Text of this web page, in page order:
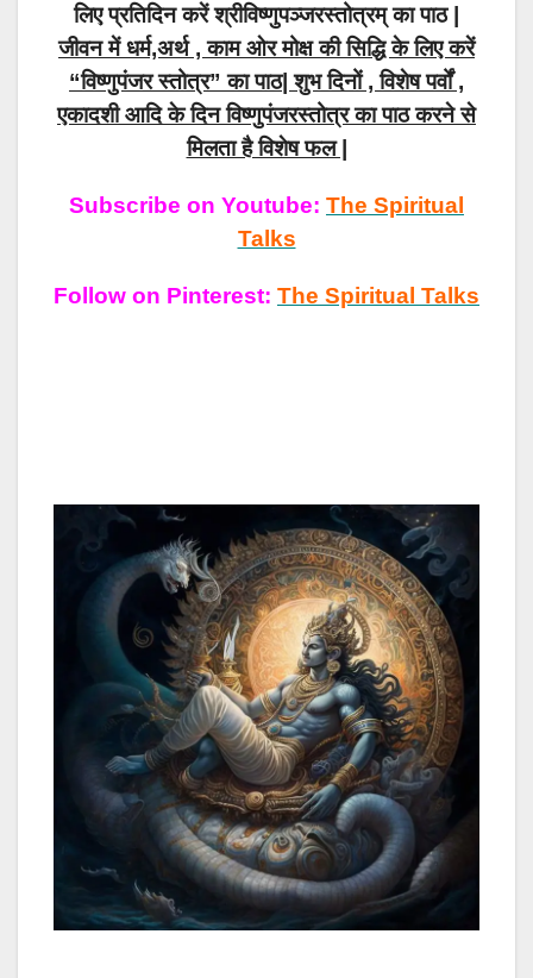
लिए प्रतिदिन करें श्रीविष्णुपञ्जरस्तोत्रम् का पाठ |
जीवन में धर्म,अर्थ , काम ओर मोक्ष की सिद्धि के लिए करें
“विष्णुपंजर स्तोत्र” का पाठ| शुभ दिनों , विशेष पर्वों ,
एकादशी आदि के दिन विष्णुपंजरस्तोत्र का पाठ करने से
मिलता है विशेष फल |
Subscribe on Youtube: The Spiritual
Talks
Follow on Pinterest: The Spiritual Talks